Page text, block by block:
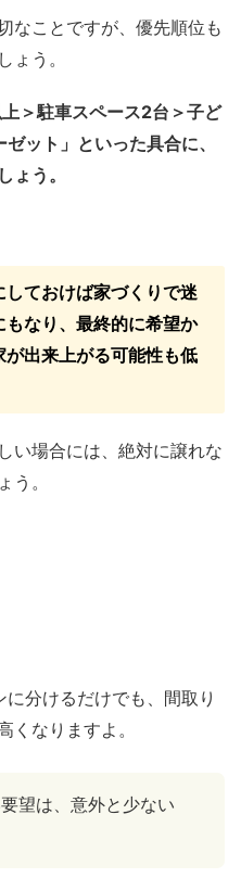
なことですが、優先順位も
ょう。
＞駐車スペース2台＞子ど
ット」といった具合に、
ょう。
ておけば家づくりで迷
もなり、最終的に希望か
が出来上がる可能性も低
い場合には、絶対に譲れな
う。
分けるだけでも、間取り
くなりますよ。
望は、意外と少ない